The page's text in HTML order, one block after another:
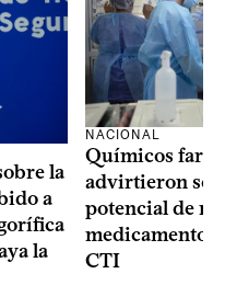
la
a
la
NACIONAL
Químicos
advirtieron
potencial de
medicamentos
CTI